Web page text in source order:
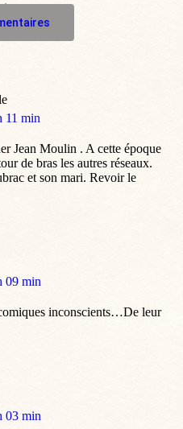
11 min
Jean Moulin . A cette époque
de bras les autres réseaux.
et son mari. Revoir le
09 min
inconscients…De leur
03 min